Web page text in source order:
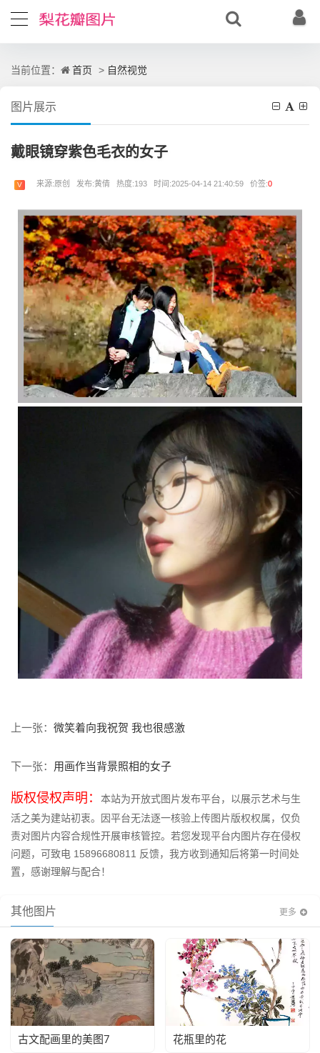
当前位置： 首页 > 自然视觉
图片展示
戴眼镜穿紫色毛衣的女子
V 来源:原创 发布:黄倩 热度:193 时间:2025-04-14 21:40:59 价签:0
上一张： 微笑着向我祝贺 我也很感激
下一张： 用画作当背景照相的女子
版权侵权声明：
本站为开放式图片发布平台，以展示艺术与生
活之美为建站初衷。因平台无法逐一核验上传图片版权权属，仅负
责对图片内容合规性开展审核管控。若您发现平台内图片存在侵权
问题，可致电 15896680811 反馈，我方收到通知后将第一时间处
置，感谢理解与配合！
其他图片 更多
古文配画里的美图7 花瓶里的花